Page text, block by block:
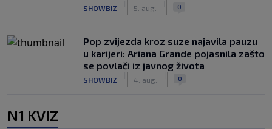
SHOWBIZ 5. aug. 0
Pop zvijezda kroz suze najavila pauzu
u karijeri: Ariana Grande pojasnila zašto
se povlači iz javnog života
SHOWBIZ 4. aug. 0
N1 KVIZ